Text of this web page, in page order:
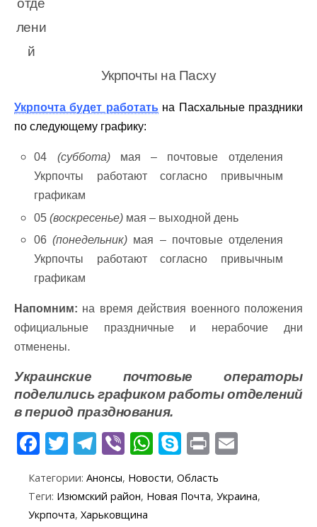
отде
лени
й
Укрпочты на Пасху
Укрпочта будет работатьна Пасхальные праздники
по следующему графику:
04 (суббота)мая – почтовые отделения
Укрпочты работают согласно привычным
графикам
05 (воскресенье) мая – выходной день
06(понедельник) мая – почтовые отделения
Укрпочты работают согласно привычным
графикам
Напомним: на время действия военного положения
официальные праздничные и нерабочие дни
отменены.
Украинские почтовые операторы
поделились графиком работы отделений
в период празднования.
F
e
b
T
itt
er
T
e
gr
Vi
er
W
at
S
k
y
Pr
t ai
Категории: Анонсы, Новости, Область
Теги: Изюмский район, Новая Почта, Украина,
Укрпочта, Харьковщина